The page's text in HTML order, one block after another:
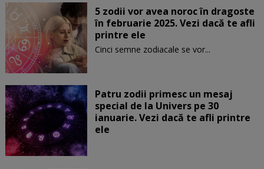
5 zodii vor avea noroc în dragoste
în februarie 2025. Vezi dacă te afli
printre ele
Cinci semne zodiacale se vor...
Patru zodii primesc un mesaj
special de la Univers pe 30
ianuarie. Vezi dacă te afli printre
ele